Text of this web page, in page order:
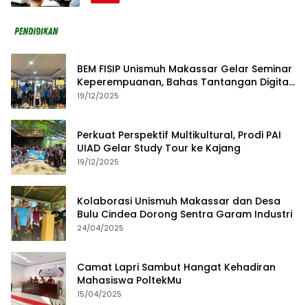
BEM FISIP Unismuh Makassar Gelar Seminar
Keperempuanan, Bahas Tantangan Digital
dan Budaya Lokal
19/12/2025
Perkuat Perspektif Multikultural, Prodi PAI
UIAD Gelar Study Tour ke Kajang
19/12/2025
Kolaborasi Unismuh Makassar dan Desa
Bulu Cindea Dorong Sentra Garam Industri
24/04/2025
Camat Lapri Sambut Hangat Kehadiran
Mahasiswa PoltekMu
15/04/2025